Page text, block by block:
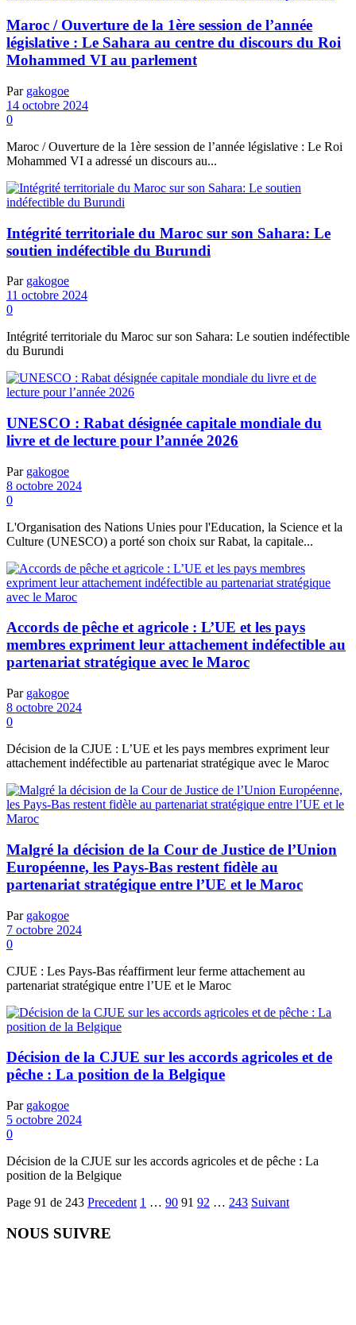
Maroc / Ouverture de la 1ère session de l’année
législative : Le Sahara au centre du discours du Roi
Mohammed VI au parlement
Par gakogoe
14 octobre 2024
0
Maroc / Ouverture de la 1ère session de l’année législative : Le Roi
Mohammed VI a adressé un discours au...
Intégrité territoriale du Maroc sur son Sahara: Le
soutien indéfectible du Burundi
Par gakogoe
11 octobre 2024
0
Intégrité territoriale du Maroc sur son Sahara: Le soutien indéfectible
du Burundi
UNESCO : Rabat désignée capitale mondiale du
livre et de lecture pour l’année 2026
Par gakogoe
8 octobre 2024
0
L'Organisation des Nations Unies pour l'Education, la Science et la
Culture (UNESCO) a porté son choix sur Rabat, la capitale...
Accords de pêche et agricole : L’UE et les pays
membres expriment leur attachement indéfectible au
partenariat stratégique avec le Maroc
Par gakogoe
8 octobre 2024
0
Décision de la CJUE : L’UE et les pays membres expriment leur
attachement indéfectible au partenariat stratégique avec le Maroc
Malgré la décision de la Cour de Justice de l’Union
Européenne, les Pays-Bas restent fidèle au
partenariat stratégique entre l’UE et le Maroc
Par gakogoe
7 octobre 2024
0
CJUE : Les Pays-Bas réaffirment leur ferme attachement au
partenariat stratégique entre l’UE et le Maroc
Décision de la CJUE sur les accords agricoles et de
pêche : La position de la Belgique
Par gakogoe
5 octobre 2024
0
Décision de la CJUE sur les accords agricoles et de pêche : La
position de la Belgique
Page 91 de 243 Precedent 1 … 90 91 92 … 243 Suivant
NOUS SUIVRE